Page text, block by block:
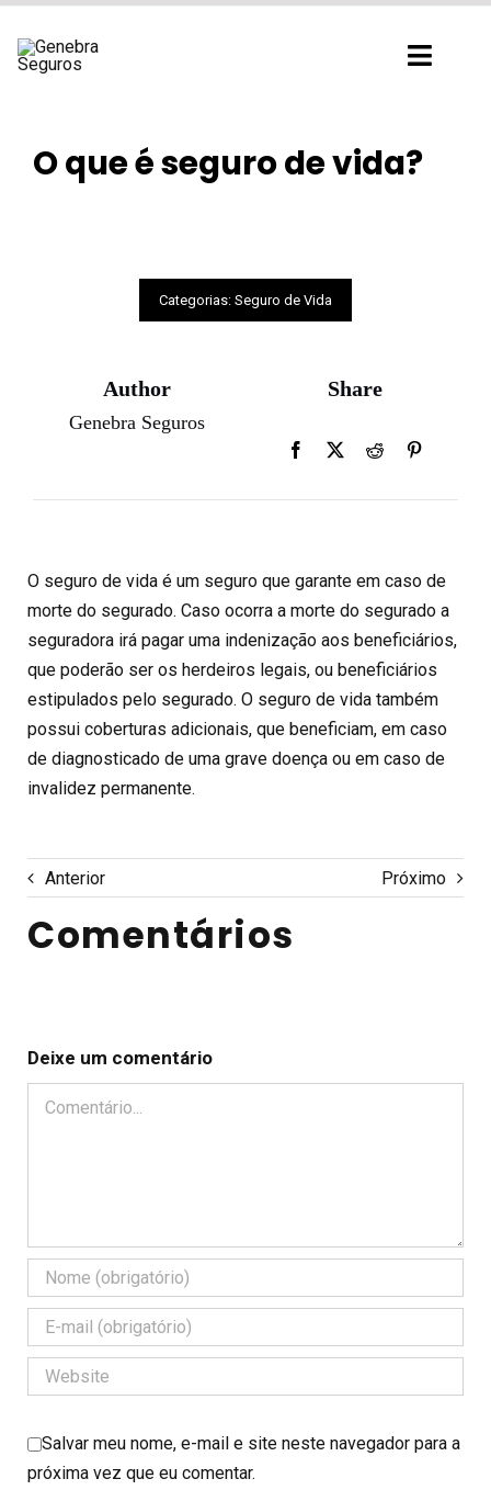
para
O que é seguro de vida?
Categorias: Seguro de Vida
Author
Genebra Seguros
Share
O seguro de vida é um seguro que garante em caso de
morte do segurado. Caso ocorra a morte do segurado a
seguradora irá pagar uma indenização aos beneficiários,
que poderão ser os herdeiros legais, ou beneficiários
estipulados pelo segurado. O seguro de vida também
possui coberturas adicionais, que beneficiam, em caso
de diagnosticado de uma grave doença ou em caso de
invalidez permanente.
Anterior Próximo
Comentários
Deixe um comentário
Comentário
Salvar meu nome, e-mail e site neste navegador para a
próxima vez que eu comentar.